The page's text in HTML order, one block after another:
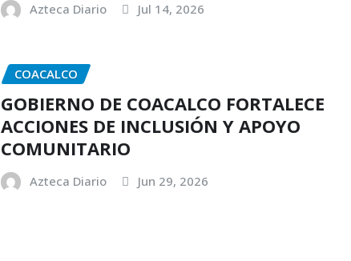
Azteca Diario Jul 14, 2026
COACALCO
GOBIERNO DE COACALCO FORTALECE
ACCIONES DE INCLUSIÓN Y APOYO
COMUNITARIO
Azteca Diario Jun 29, 2026